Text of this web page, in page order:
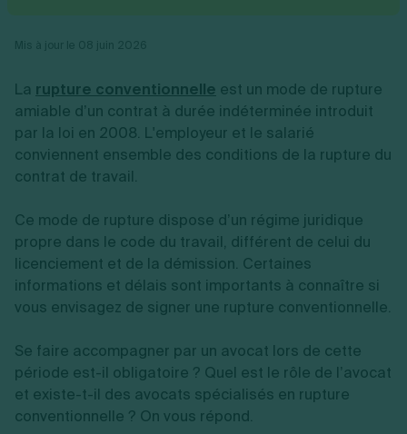
Transport
Autres
Ressources
Simulateur de choix de forme juridique
Estimation du coût de création
Calcul d'éligibilité à l'ACRE
Vérification de la disponibilité du nom d'entreprise
Création d'entreprise
Gérer son entreprise
Gestion comptable
Approbation des comptes
Dépôt de marque
Protection des créations
Confidentialité de l'adresse du dirigeant
Fermer son entreprise
Radiation auto entrepreneur
Mise en sommeil
Dépôt de bilan
Toutes les modifications
Conseil/finance
Vente en ligne
Services aux entreprises
Construction/travaux
Restauration
Transport
Autres
Par fonctionnalité
Logiciel de facturation
Logiciel de comptabilité
Gestion de la trésorerie
Bilans et déclarations fiscales
Par besoin
Fiches SCI
Fiches auto-entrepreneur
Fiches association
Toutes les fiches sur la création
Autres démarches
Fermeture d’entreprise
Exercice d’un métier
Recouvrement de factures
Gérer ses salariés
Sélection de fiches pratiques
Ouvrir sa société
Création d'entreprise
Création de micro-entreprise
Devenir auto entrepreneur
Création d'EURL
La rupture conventionnelle est un mode de rupture
amiable d’un contrat à durée indéterminée introduit
par la loi en 2008. L'employeur et le salarié
conviennent ensemble des conditions de la rupture du
contrat de travail.
Ce mode de rupture dispose d’un régime juridique
propre dans le code du travail, différent de celui du
licenciement et de la démission. Certaines
informations et délais sont importants à connaître si
vous envisagez de signer une rupture conventionnelle.
Se faire accompagner par un avocat lors de cette
période est-il obligatoire ? Quel est le rôle de l’avocat
et existe-t-il des avocats spécialisés en rupture
conventionnelle ? On vous répond.